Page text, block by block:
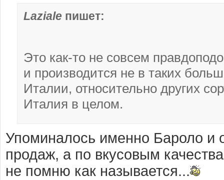
Laziale пишет:
Это как-то не совсем
и производится не в таких
Италии, относительно других
Италия в целом.
Упоминалось именно Бароло и
продаж, а по вкусовым
не помню как называется...